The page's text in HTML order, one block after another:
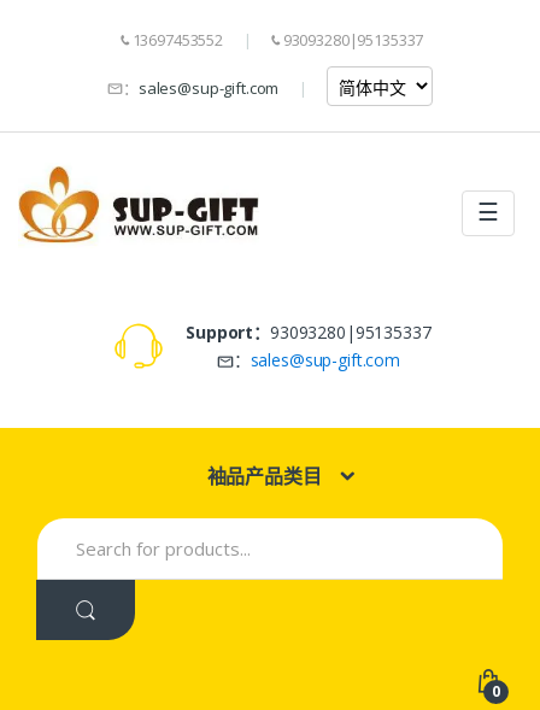
13697453552 93093280|95135337
： sales@sup-gift.com
☰
Support： 93093280|95135337
： sales@sup-gift.com
袖品产品类目
Search
for:
0